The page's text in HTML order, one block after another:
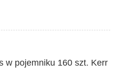
w pojemniku 160 szt. Kerr